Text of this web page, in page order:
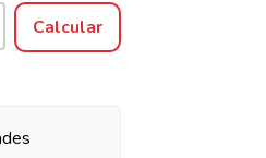
Calcular